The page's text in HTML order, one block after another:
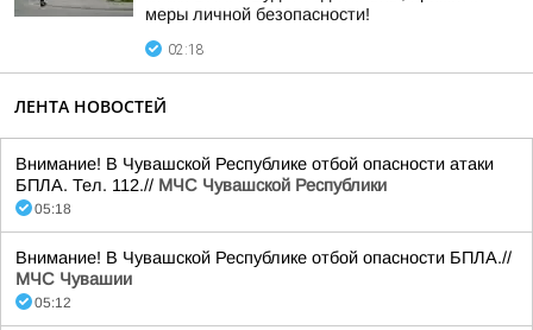
меры личной безопасности!
02:18
ЛЕНТА НОВОСТЕЙ
Внимание! В Чувашской Республике отбой опасности атаки
БПЛА. Тел. 112.// МЧС Чувашской Республики
05:18
Внимание! В Чувашской Республике отбой опасности БПЛА.//
МЧС Чувашии
05:12